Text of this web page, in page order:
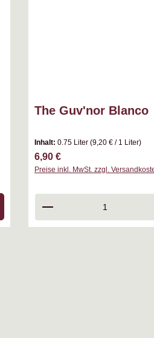
die Schaltflächen
Wert ein
The Guv'nor Blanco
Inhalt:0.75 Liter(9,20 € / 1 Liter)
Regulärer Preis:
6,90 €
Preise inkl. MwSt. zzgl.
Produkt Anzahl: